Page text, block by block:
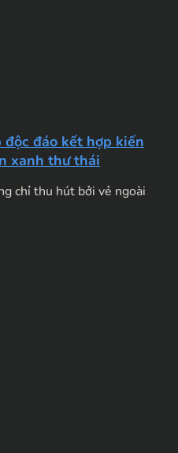
đáo kết hợp kiến
xanh thư thái
chỉ thu hút bởi vẻ ngoài